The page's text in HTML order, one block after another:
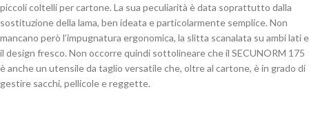
piccoli coltelli per cartone. La sua peculiarità è data soprattutto dalla
sostituzione della lama, ben ideata e particolarmente semplice. Non
mancano però l’impugnatura ergonomica, la slitta scanalata su ambi lati e
il design fresco. Non occorre quindi sottolineare che il SECUNORM 175
è anche un utensile da taglio versatile che, oltre al cartone, è in grado di
gestire sacchi, pellicole e reggette.